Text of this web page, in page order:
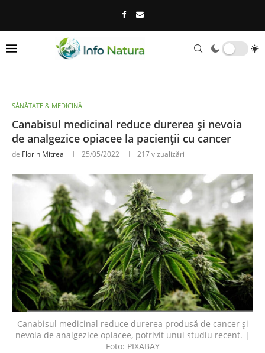
SĂNĂTATE & MEDICINĂ
Canabisul medicinal reduce durerea și nevoia
de analgezice opiacee la pacienții cu cancer
de Florin Mitrea 25/05/2022 217vizualizări
Canabisul medicinal reduce durerea produsă de cancer și
nevoia de analgezice opiacee, potrivit unui studiu recent. |
Foto: PIXABAY